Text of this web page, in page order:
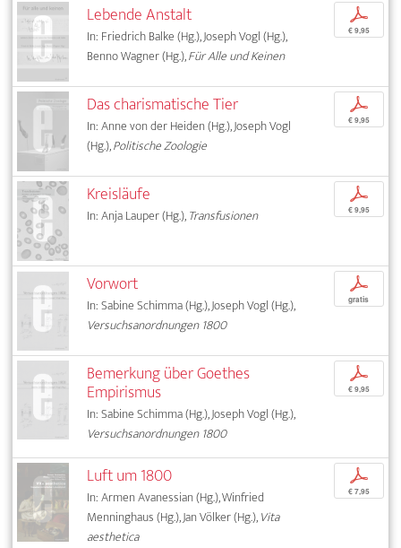
Lebende Anstalt
In: Friedrich Balke (Hg.), Joseph Vogl (Hg.),
Benno Wagner (Hg.),Für Alle und Keinen
p
€ 9,95
Das charismatische Tier
In: Anne von der Heiden (Hg.), Joseph Vogl
(Hg.),Politische Zoologie
p
€ 9,95
Kreisläufe
In: Anja Lauper (Hg.),Transfusionen
p
€ 9,95
Vorwort
In: Sabine Schimma (Hg.), Joseph Vogl (Hg.),
Versuchsanordnungen 1800
p
gratis
Bemerkung über Goethes
Empirismus
In: Sabine Schimma (Hg.), Joseph Vogl (Hg.),
Versuchsanordnungen 1800
p
€ 9,95
Luft um 1800
In: Armen Avanessian (Hg.), Winfried
Menninghaus (Hg.), Jan Völker (Hg.),Vita
aesthetica
p
€ 7,95